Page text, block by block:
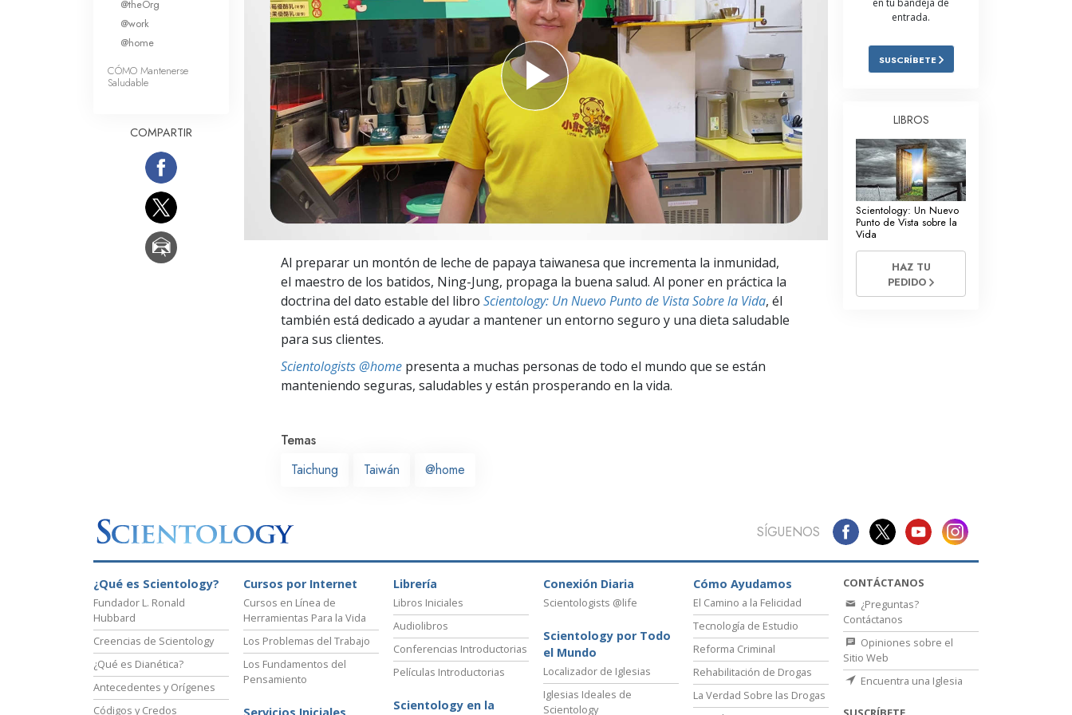
Amor y Odio: ¿Qué es Grandeza?
Respuestas a las Drogas
Herramientas para el Entorno Laboral
La Ética y las
Condiciones
La Causa de la Supresión
Investigaciones
Los Fundamentos de la Organización
Los Fundamentos de las Relaciones
Objetivos y Metas
La Tecnología de Estudio
Al preparar un montón de leche de papaya taiwanesa que incrementa la inmunidad,
el maestro de los batidos, Ning-Jung, propaga la buena salud. Al poner en práctica la
doctrina del dato estable del libro Scientology: Un Nuevo Punto de Vista Sobre la Vida, él
también está dedicado a ayudar a mantener un entorno seguro y una dieta saludable
para sus clientes.
Scientologists @home presenta a muchas personas de todo el mundo que se están
manteniendo seguras, saludables y están prosperando en la vida.
Temas
Taichung
Taiwán @home
@theOrg
@work
@home
CÓMO Mantenerse
Saludable
COMPARTIR
en tu bandeja de
entrada.
SUSCRÍBETE
LIBROS
Scientology: Un Nuevo
Punto de Vista sobre la
Vida
HAZ TU
PEDIDO
SÍGUENOS
¿Qué es Scientology?
Fundador L. Ronald
Hubbard
Creencias de Scientology
¿Qué es Dianética?
Antecedentes y Orígenes
Códigos y Credos
Cursos por Internet
Cursos en Línea de
Herramientas Para la Vida
Los Problemas del Trabajo
Los Fundamentos del
Pensamiento
Librería
Libros Iniciales
Audiolibros
Conferencias Introductorias
Películas Introductorias
Scientology en la
Conexión Diaria
Scientologists @life
Scientology por Todo
el Mundo
Localizador de Iglesias
Iglesias Ideales de
Scientology
Cómo Ayudamos
El Camino a la Felicidad
Tecnología de Estudio
Reforma Criminal
Rehabilitación de Drogas
La Verdad Sobre las Drogas
CONTÁCTANOS
¿Preguntas?
Contáctanos
Opiniones sobre el
Sitio Web
Encuentra una Iglesia